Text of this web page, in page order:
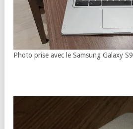
Photo prise avec le Samsung Galaxy S9